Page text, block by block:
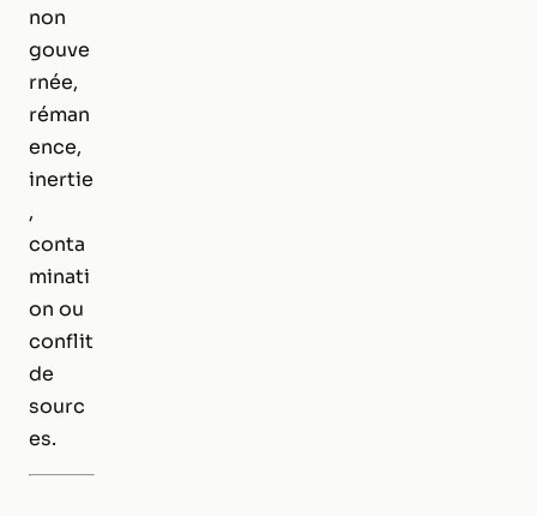
non
gouve
rnée,
réman
ence,
inertie
,
conta
minati
on ou
conflit
de
sourc
es.